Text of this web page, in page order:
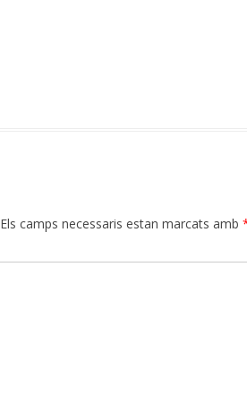
Els camps necessaris estan marcats amb